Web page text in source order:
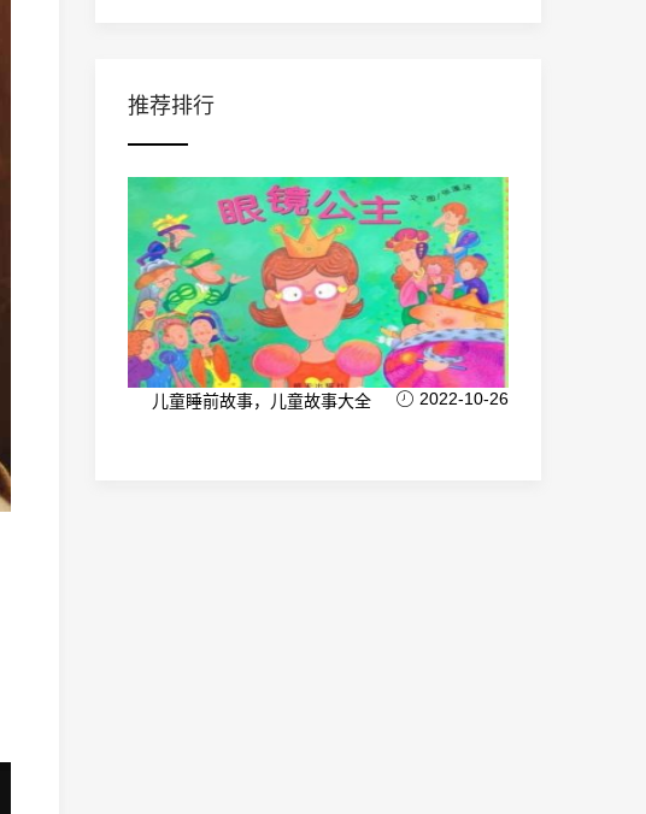
推荐排行
儿童睡前故事，儿童故事大全 2022-10-26